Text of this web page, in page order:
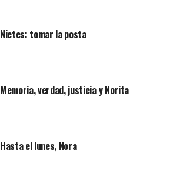
Nietes: tomar la posta
Memoria, verdad, justicia y Norita
Hasta el lunes, Nora